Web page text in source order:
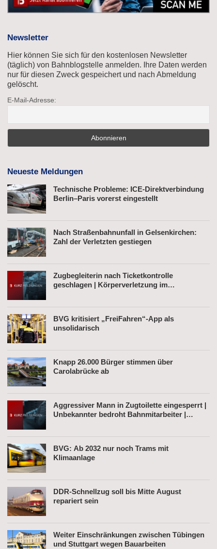
Newsletter
Hier können Sie sich für den kostenlosen Newsletter
(täglich) von Bahnblogstelle anmelden. Ihre Daten werden
nur für diesen Zweck gespeichert und nach Abmeldung
gelöscht.
E-Mail-Adresse:
Neueste Meldungen
Technische Probleme: ICE-Direktverbindung
Berlin–Paris vorerst eingestellt
Nach Straßenbahnunfall in Gelsenkirchen:
Zahl der Verletzten gestiegen
Zugbegleiterin nach Ticketkontrolle
geschlagen | Körperverletzung im
BVG kritisiert „FreiFahren“-App als
unsolidarisch
Knapp 26.000 Bürger stimmen über
Carolabrücke ab
Aggressiver Mann in Zugtoilette eingesperrt |
Unbekannter bedroht Bahnmitarbeiter |
BVG: Ab 2032 nur noch Trams mit
Klimaanlage
DDR-Schnellzug soll bis Mitte August
repariert sein
Weiter Einschränkungen zwischen Tübingen
und Stuttgart wegen Bauarbeiten